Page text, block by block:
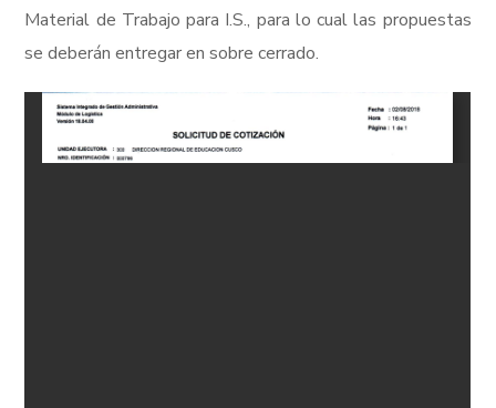
Material de Trabajo para I.S., para lo cual las propuestas
se deberán entregar en sobre cerrado.